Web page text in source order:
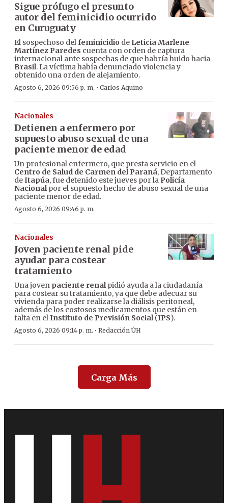
Sigue prófugo el presunto
autor del feminicidio ocurrido
en Curuguaty
El sospechoso delfeminicidio de Leticia Marlene
Martínez Paredes cuenta con orden de captura
internacional ante sospechas de que habría huido hacia
Brasil. La víctima había denunciado violencia y
obtenido una orden de alejamiento.
Agosto 6, 2026 09:56 p. m. · Carlos Aquino
Nacionales
Detienen a enfermero por
supuesto abuso sexual de una
paciente menor de edad
Un profesional enfermero, que presta servicio en el
Centro de Salud de Carmen del Paraná, Departamento
deItapúa, fue detenido este jueves por la Policía
Nacionalpor el supuesto hecho de abuso sexual de una
paciente menor de edad.
Agosto 6, 2026 09:46 p. m.
Nacionales
Joven paciente renal pide
ayudar para costear
tratamiento
Una joven paciente renalpidió ayuda a la ciudadanía
para costear su tratamiento, ya que debe adecuar su
vivienda para poder realizarse la diálisis peritoneal,
además de los costosos medicamentos que están en
falta en elInstituto de Previsión Social(IPS).
Agosto 6, 2026 09:14 p. m. · Redacción ÚH
Carga Más